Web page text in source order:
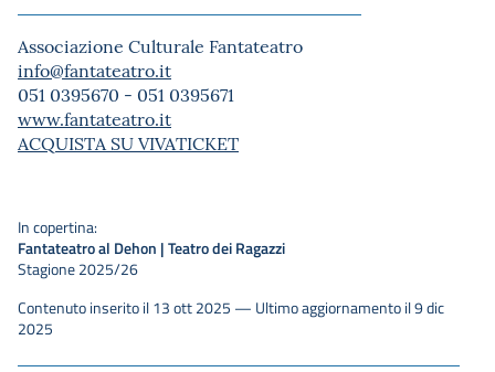
Associazione Culturale Fantateatro
info@fantateatro.it
051 0395670 - 051 0395671
www.fantateatro.it
ACQUISTA SU VIVATICKET
In copertina:
Fantateatro al Dehon | Teatro dei Ragazzi
Stagione 2025/26
Contenuto inserito il 13 ott 2025 — Ultimo aggiornamento il 9 dic
2025